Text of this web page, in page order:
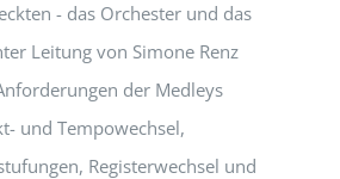
- das Orchester und das
Leitung von Simone Renz
der Medleys
und Tempowechsel,
Registerwechsel und